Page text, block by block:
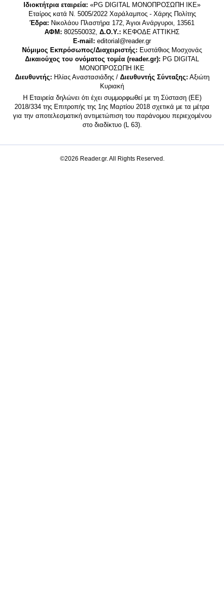
Ιδιοκτήτρια εταιρεία: «PG DIGITAL MONΟΠΡΟΣΩΠΗ ΙΚΕ»
Εταίρος κατά Ν. 5005/2022 Χαράλαμπος - Χάρης Πολίτης
Έδρα: Νικολάου Πλαστήρα 172, Άγιοι Ανάργυροι, 13561
ΑΦΜ: 802550032, Δ.Ο.Υ.: ΚΕΦΟΔΕ ΑΤΤΙΚΗΣ
E-mail: editorial@reader.gr
Νόμιμος Εκπρόσωπος/Διαχειριστής: Ευστάθιος Μοσχονάς
Δικαιούχος του ονόματος τομέα (reader.gr): PG DIGITAL
MONΟΠΡΟΣΩΠΗ ΙΚΕ
Διευθυντής: Ηλίας Αναστασιάδης / Διευθυντής Σύνταξης: Αξιώτη
Κυριακή
Η Εταιρεία δηλώνει ότι έχει συμμορφωθεί με τη Σύσταση (ΕΕ)
2018/334 της Επιτροπής της 1ης Μαρτίου 2018 σχετικά με τα μέτρα
για την αποτελεσματική αντιμετώπιση του παράνομου περιεχομένου
στο διαδίκτυο (L 63).
©2026 Reader.gr. All Rights Reserved.